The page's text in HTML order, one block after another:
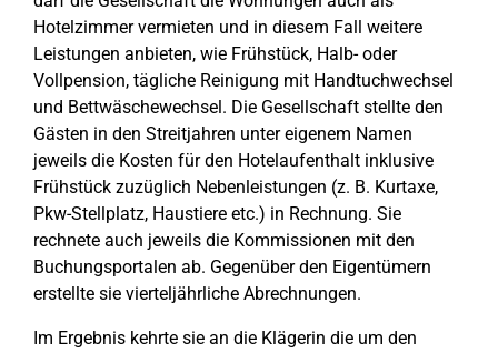
Hotelzimmer vermieten und in diesem Fall weitere
Leistungen anbieten, wie Frühstück, Halb- oder
Vollpension, tägliche Reinigung mit Handtuchwechsel
und Bettwäschewechsel. Die Gesellschaft stellte den
Gästen in den Streitjahren unter eigenem Namen
jeweils die Kosten für den Hotelaufenthalt inklusive
Frühstück zuzüglich Nebenleistungen (z. B. Kurtaxe,
Pkw-Stellplatz, Haustiere etc.) in Rechnung. Sie
rechnete auch jeweils die Kommissionen mit den
Buchungsportalen ab. Gegenüber den Eigentümern
erstellte sie vierteljährliche Abrechnungen.
Im Ergebnis kehrte sie an die Klägerin die um den